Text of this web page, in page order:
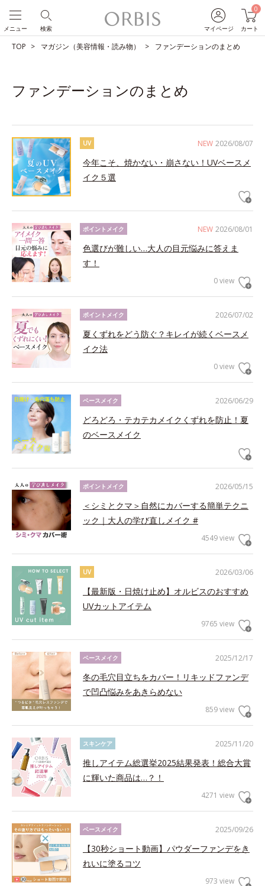
マイページ
0
カート
検索
メニュー
TOP マガジン（美容情報・読み物） ファンデーションのまとめ
ファンデーションのまとめ
NEW 2026/08/07
UV
今年こそ、焼かない・崩さない！UVベースメ
イク５選
NEW 2026/08/01
ポイントメイク
色選びが難しい…大人の目元悩みに答えま
す！
0 view
2026/07/02
ポイントメイク
夏くずれをどう防ぐ？キレイが続くベースメ
イク法
0 view
2026/06/29
ベースメイク
どろどろ・テカテカメイクくずれを防止！夏
のベースメイク
2026/05/15
ポイントメイク
＜シミとクマ＞自然にカバーする簡単テクニ
ック｜大人の学び直しメイク #
4549 view
2026/03/06
UV
【最新版・日焼け止め】オルビスのおすすめ
UVカットアイテム
9765 view
2025/12/17
ベースメイク
冬の毛穴目立ちをカバー！リキッドファンデ
で凹凸悩みをあきらめない
859 view
2025/11/20
スキンケア
推しアイテム総選挙2025結果発表！総合大賞
に輝いた商品は…？！
4271 view
2025/09/26
ベースメイク
【30秒ショート動画】パウダーファンデをき
れいに塗るコツ
973 view